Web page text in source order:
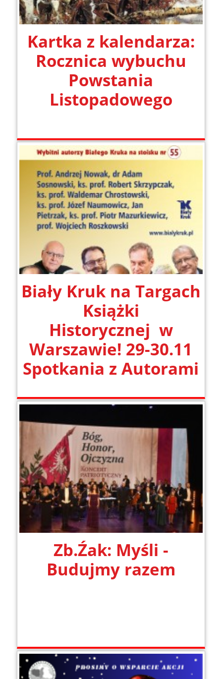
Kartka z kalendarza:
Rocznica wybuchu
Powstania
Listopadowego
Biały Kruk na Targach
Książki
Historycznej w
Warszawie! 29-30.11
Spotkania z Autorami
Zb.Źak: Myśli -
Budujmy razem